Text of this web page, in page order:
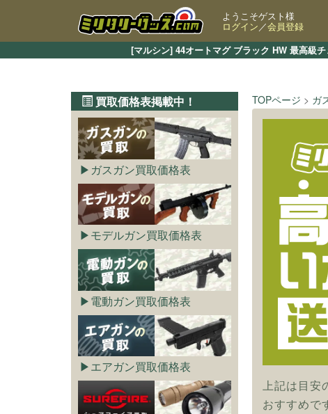
[マルシン] 44オートマグ ブラック HW 最高級
ようこそゲスト様
ログイン／会員登録
TOPページ ガ
上記は目安
おすすめで
買取価格表掲載中！
ガスガン買取価格表
モデルガン買取価格表
電動ガン買取価格表
エアガン買取価格表